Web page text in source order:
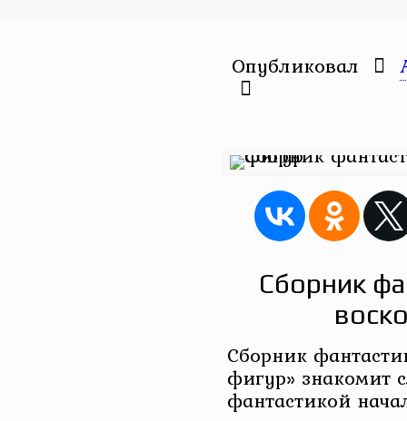
Опубликовал
Сборник
Сборник
фигур» знакомит
фантастикой